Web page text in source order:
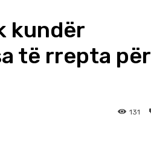
kundër
të rrepta për
131